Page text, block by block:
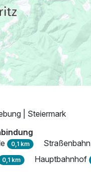
| Steiermark
0,1 km Straßenbahn
0,1 km Hauptbahnhof